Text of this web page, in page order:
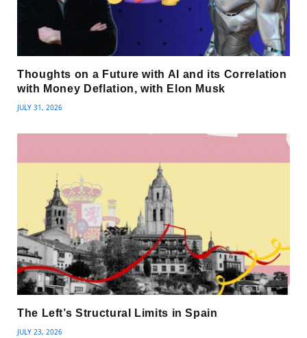
Thoughts on a Future with AI and its Correlation
with Money Deflation, with Elon Musk
JULY 31, 2026
The Left’s Structural Limits in Spain
JULY 23, 2026